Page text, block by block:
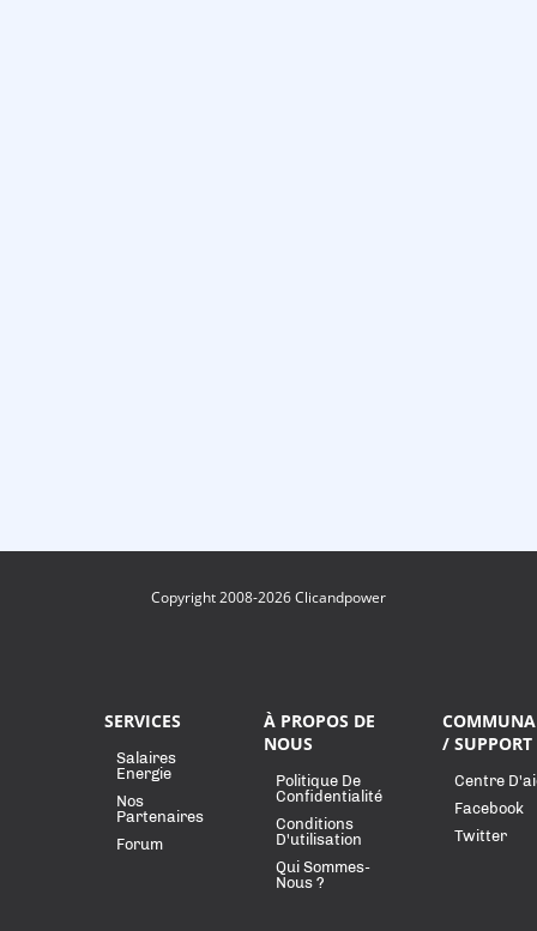
Copyright 2008-2026 Clicandpower
SERVICES
Salaires
Energie
Nos
Partenaires
Forum
À PROPOS DE
NOUS
Politique De
Confidentialité
Conditions
D'utilisation
Qui Sommes-
Nous ?
/ SUPPORT
Centre
Facebook
Twitter